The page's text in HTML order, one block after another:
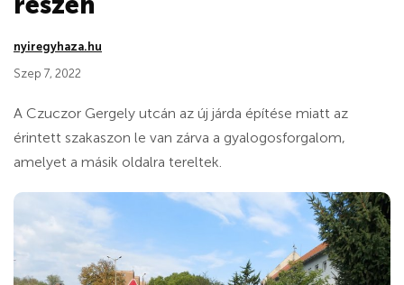
nyiregyhaza.hu
Szep 7, 2022
A Czuczor Gergely utcán az új járda építése miatt az
érintett szakaszon le van zárva a gyalogosforgalom,
amelyet a másik oldalra tereltek.